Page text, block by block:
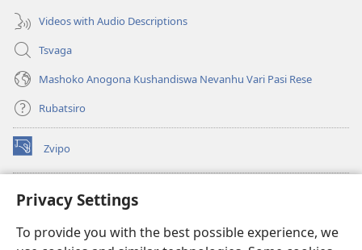
Privacy Settings
To provide you with the best possible experience, we
Videos with Audio Descriptions
Tsvaga
Mashoko Anogona Kushandiswa Nevanhu Vari Pasi Rese
Rubatsiro
Zvipo
(opens
new
RAIBHURARI YEPAINDANETI yeWatchtower
(opens
window)JW Hub
(opens